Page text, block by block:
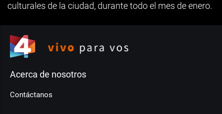
culturales de la ciudad, durante todo el mes de enero.
Acerca de nosotros
Contáctanos